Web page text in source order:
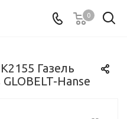
0
Газель
Hanse